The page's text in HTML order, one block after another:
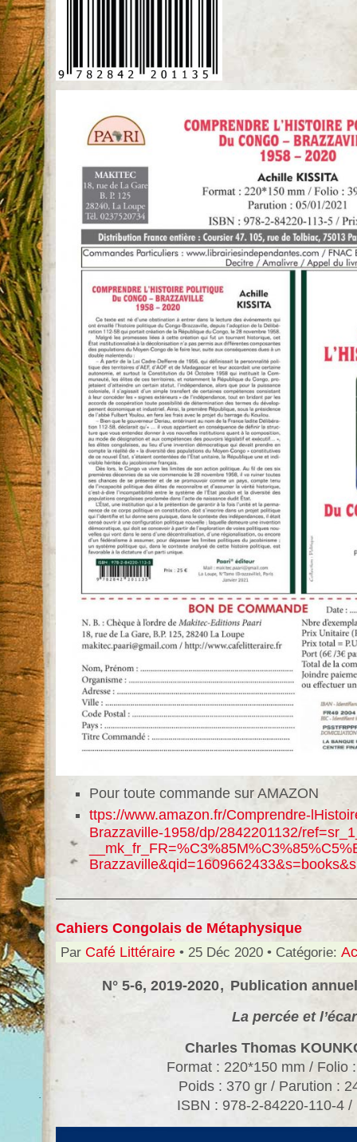
Pour toute commande sur AMAZON
ttps://www.amazon.fr/Comprendre-
Brazzaville-1958/dp/2842201132/
Cahiers Congolais de Métaphysique
Par Café Littéraire • 25 Déc 2020 • Catégorie:
N° 5-6, 2019-2020, Publication
La percée et
Charles Thomas
Format : 220*150 mm / Folio
Poids : 370 gr / Parution :
ISBN : 978-2-84220-110-4 /